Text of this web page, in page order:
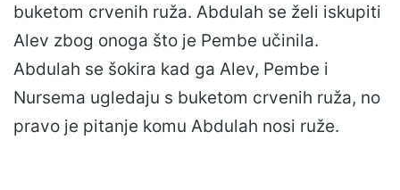
buketom crvenih ruža. Abdulah se želi iskupiti
Alev zbog onoga što je Pembe učinila.
Abdulah se šokira kad ga Alev, Pembe i
Nursema ugledaju s buketom crvenih ruža, no
pravo je pitanje komu Abdulah nosi ruže.